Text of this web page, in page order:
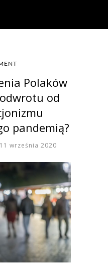
Polaków
od
pandemią?
11 września 2020